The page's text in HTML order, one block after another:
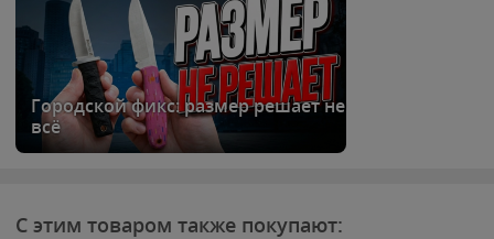
Городской фикс: размер решает не
всё
С этим товаром также покупают: